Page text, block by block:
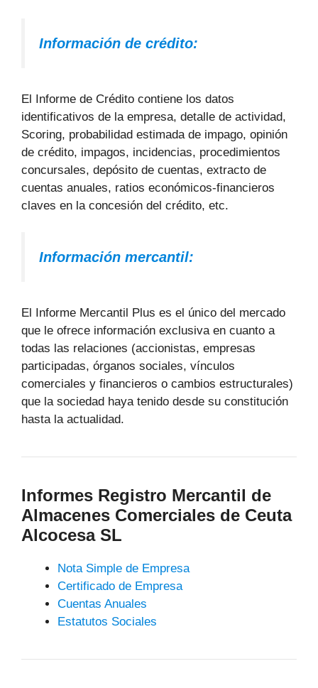
Información de crédito:
El Informe de Crédito contiene los datos
identificativos de la empresa, detalle de actividad,
Scoring, probabilidad estimada de impago, opinión
de crédito, impagos, incidencias, procedimientos
concursales, depósito de cuentas, extracto de
cuentas anuales, ratios económicos-financieros
claves en la concesión del crédito, etc.
Información mercantil:
El Informe Mercantil Plus es el único del mercado
que le ofrece información exclusiva en cuanto a
todas las relaciones (accionistas, empresas
participadas, órganos sociales, vínculos
comerciales y financieros o cambios estructurales)
que la sociedad haya tenido desde su constitución
hasta la actualidad.
Informes Registro Mercantil de
Almacenes Comerciales de Ceuta
Alcocesa SL
Nota Simple de Empresa
Certificado de Empresa
Cuentas Anuales
Estatutos Sociales